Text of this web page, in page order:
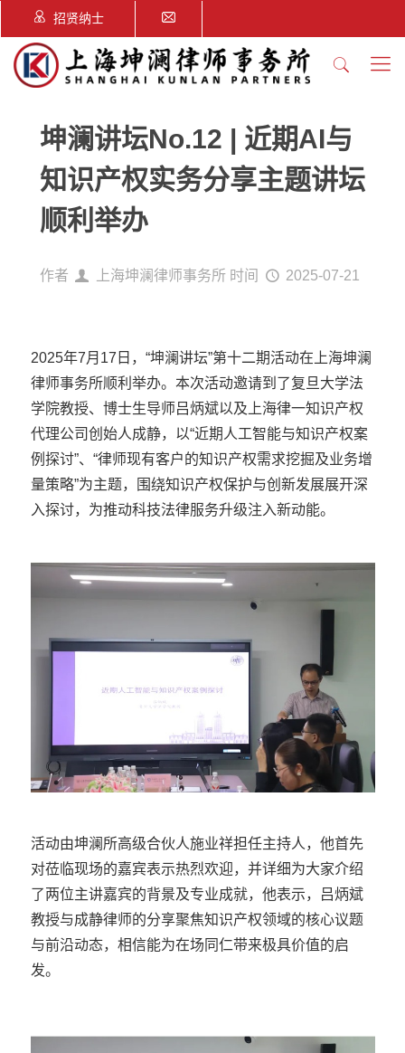
招贤纳士
坤澜讲坛No.12 | 近期AI与
知识产权实务分享主题讲坛
顺利举办
作者 上海坤澜律师事务所 时间 2025-07-21
2025年7月17日，“坤澜讲坛”第十二期活动在 上海坤澜
律师事务所顺利举办。本次活动邀请到了复旦大学法
学院教授、博士生导师吕炳斌以及上海律一知识产权
代理公司创始人成静，以“近期人工智能与知识产权案
例探讨”、“律师现有客户的知识产权需求挖掘及业务增
量策略”为主题，围绕知识产权保护与创新发展展开深
入探讨，为推动科技法律服务升级注入新动能。
活动由坤澜所高级合伙人施业祥担任主持人，他首先
对莅临现场的嘉宾表示热烈欢迎，并详细为大家介绍
了两位主讲嘉宾的背景及专业成就，他表示，吕炳斌
教授与成静律师的分享聚焦知识产权领域的核心议题
与前沿动态，相信能为在场同仁带来极具价值的启
发。